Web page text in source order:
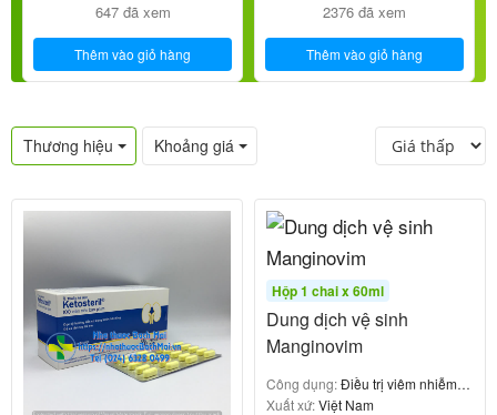
647 đã xem
Thêm vào giỏ hàng
2376 đã xem
Thêm vào giỏ hàng
Thương hiệu Khoảng giá
Hộp 1 chai x 60ml
Dung dịch vệ sinh
Manginovim
Công dụng:Điều trị viêm nhiễm
đường sinh dục
Xuất xứ:Việt Nam